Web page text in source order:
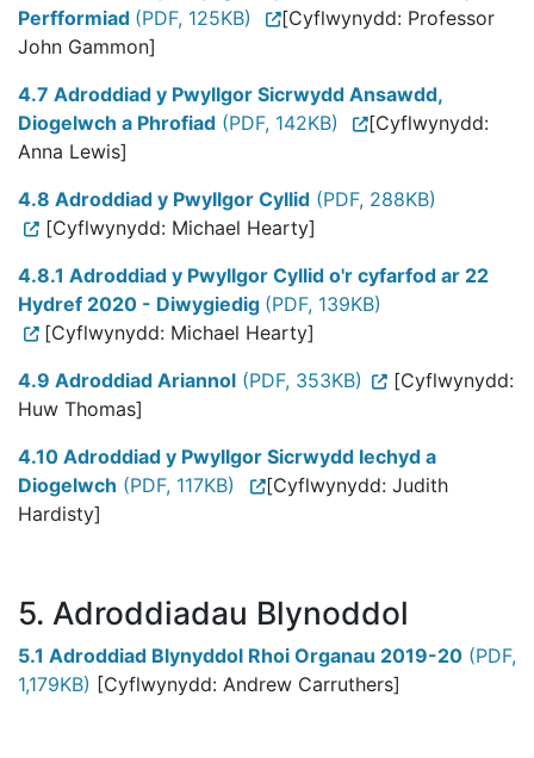
Perfformiad (PDF, 125KB)
[Cyflwynydd: Professor
John Gammon]
4.7 Adroddiad y Pwyllgor Sicrwydd Ansawdd,
Diogelwch a Phrofiad (PDF, 142KB)
[Cyflwynydd:
Anna Lewis]
4.8 Adroddiad y Pwyllgor Cyllid (PDF, 288KB)
[Cyflwynydd: Michael Hearty]
4.8.1 Adroddiad y Pwyllgor Cyllid o'r cyfarfod ar 22
Hydref 2020 - Diwygiedig (PDF, 139KB)
[Cyflwynydd: Michael Hearty]
4.9 Adroddiad Ariannol (PDF, 353KB)
[Cyflwynydd:
Huw Thomas]
4.10 Adroddiad y Pwyllgor Sicrwydd Iechyd a
Diogelwch (PDF, 117KB)
[Cyflwynydd: Judith
Hardisty]
5. Adroddiadau Blynoddol
5.1 Adroddiad Blynyddol Rhoi Organau 2019-20 (PDF,
1,179KB) [Cyflwynydd: Andrew Carruthers]